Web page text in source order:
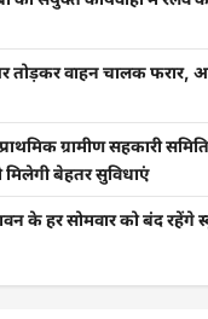
तोड़कर वाहन चालक फरार,
ग्रामीण सहकारी
बेहतर सुविधाएं
के हर सोमवार को बंद रहेंगे